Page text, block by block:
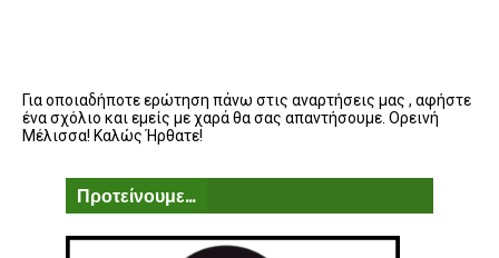
Για οποιαδήποτε ερώτηση πάνω στις αναρτήσεις μας , αφήστε
ένα σχόλιο και εμείς με χαρά θα σας απαντήσουμε. Ορεινή
Μέλισσα! Καλώς Ήρθατε!
Προτείνουμε...